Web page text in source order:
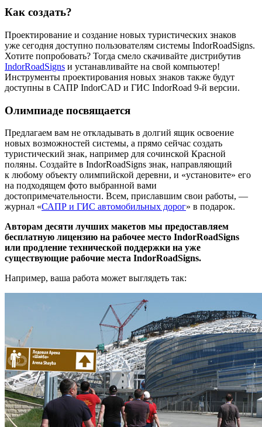
Как создать?
Проектирование и создание новых туристических знаков
уже сегодня доступно пользователям системы IndorRoadSigns.
Хотите попробовать? Тогда смело скачивайте дистрибутив
IndorRoadSigns и устанавливайте на свой компьютер!
Инструменты проектирования новых знаков также будут
доступны в САПР IndorCAD и ГИС IndorRoad 9-й версии.
Олимпиаде посвящается
Предлагаем вам не откладывать в долгий ящик освоение
новых возможностей системы, а прямо сейчас создать
туристический знак, например для сочинской Красной
поляны. Создайте в IndorRoadSigns знак, направляющий
к любому объекту олимпийской деревни, и «установите» его
на подходящем фото выбранной вами
достопримечательности. Всем, приславшим свои работы, —
журнал «САПР и ГИС автомобильных дорог» в подарок.
Авторам десяти лучших макетов мы предоставляем
бесплатную лицензию на рабочее место IndorRoadSigns
или продление технической поддержки на уже
существующие рабочие места IndorRoadSigns.
Например, ваша работа может выглядеть так: